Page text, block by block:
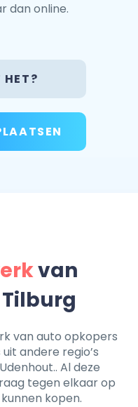
dan online.
HET?
van
van auto opkopers
andere regio’s
Al deze
tegen elkaar op
kopen.